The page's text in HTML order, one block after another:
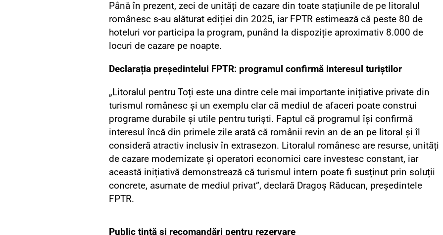
Până în prezent, zeci de unități de cazare din toate stațiunile de pe litoralul
românesc s-au alăturat ediției din 2025, iar FPTR estimează că peste 80 de
hoteluri vor participa la program, punând la dispoziție aproximativ 8.000 de
locuri de cazare pe noapte.
Declarația președintelui FPTR: programul confirmă interesul turiștilor
„Litoralul pentru Toți este una dintre cele mai importante inițiative private din
turismul românesc și un exemplu clar că mediul de afaceri poate construi
programe durabile și utile pentru turiști. Faptul că programul își confirmă
interesul încă din primele zile arată că românii revin an de an pe litoral și îl
consideră atractiv inclusiv în extrasezon. Litoralul românesc are resurse, unități
de cazare modernizate și operatori economici care investesc constant, iar
această inițiativă demonstrează că turismul intern poate fi susținut prin soluții
concrete, asumate de mediul privat”, declară Dragoș Răducan, președintele
FPTR.
Public țintă și recomandări pentru rezervare